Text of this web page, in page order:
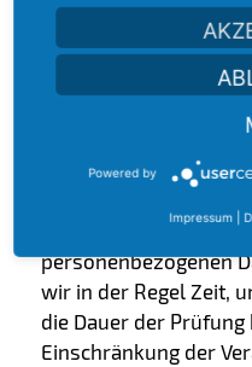
Sie haben das Recht,
Verarbeitung Ihrer
verlangen. Hierzu
im Impressum
besteht in folgenden
Wenn Sie die
personenbezogenen
wir in der Regel Zeit,
die Dauer der Prüfung
Einschränkung der
Powered by
Impressum